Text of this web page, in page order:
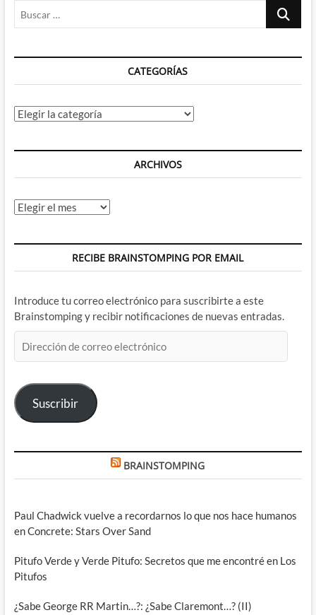
Buscar
CATEGORÍAS
Categorías
ARCHIVOS
Archivos
RECIBE BRAINSTOMPING POR EMAIL
Introduce tu correo electrónico para suscribirte a este
Brainstomping y recibir notificaciones de nuevas entradas.
de
electrónico
Suscribir
BRAINSTOMPING
Paul Chadwick vuelve a recordarnos lo que nos hace humanos
en Concrete: Stars Over Sand
Pitufo Verde y Verde Pitufo: Secretos que me encontré en Los
Pitufos
¿Sabe George RR Martin…?: ¿Sabe Claremont…? (II)